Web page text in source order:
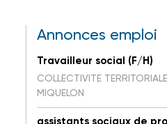
Annonces emploi
Travailleur social (F/H)
COLLECTIVITE
MIQUELON
assistants sociaux de